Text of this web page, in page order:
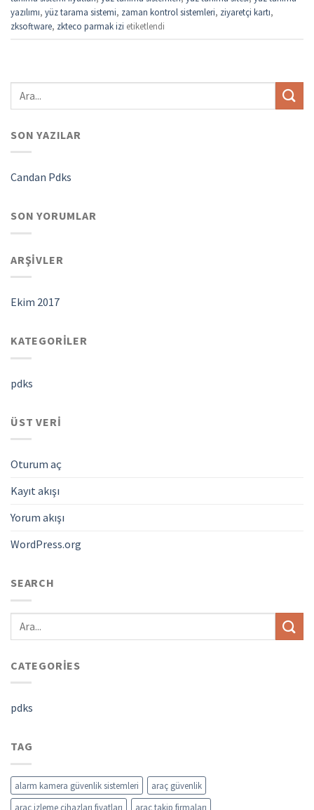
yazılımı, yüz tarama sistemi, zaman kontrol sistemleri, ziyaretçi kartı,
zksoftware, zkteco parmak izi etiketlendi
SON YAZILAR
Candan Pdks
SON YORUMLAR
ARŞIVLER
Ekim 2017
KATEGORILER
pdks
ÜST VERI
Oturum aç
Kayıt akışı
Yorum akışı
WordPress.org
SEARCH
CATEGORIES
pdks
TAG
alarm kamera güvenlik sistemleri
araç güvenlik
araç izleme cihazları fiyatları
araç takip firmaları